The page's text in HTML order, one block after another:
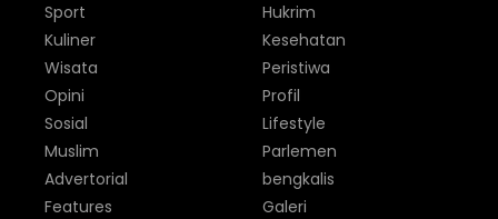
Sport
Kuliner
Wisata
Hukrim
Kesehatan
Peristiwa
Opini
Sosial
Muslim
Advertorial
Features
Profil
Lifestyle
Parlemen
bengkalis
Galeri